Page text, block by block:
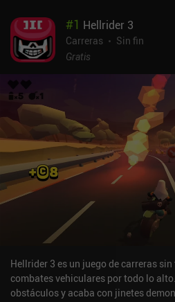
#1 Hellrider 3
Carreras
Sin fin
Gratis
Hellrider 3 es un juego de carreras
combates vehiculares por todo lo
obstáculos y acaba con jinetes